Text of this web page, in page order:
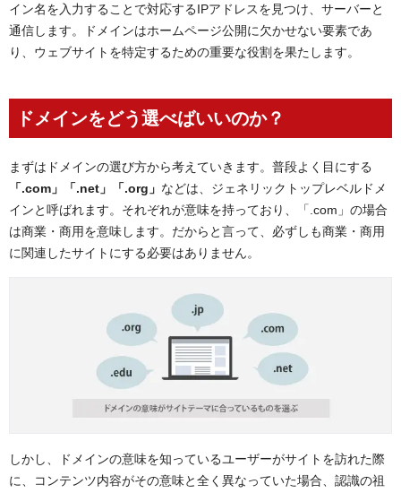
イン名を入力することで対応するIPアドレスを見つけ、サーバーと
通信します。ドメインはホームページ公開に欠かせない要素であ
り、ウェブサイトを特定するための重要な役割を果たします。
ドメインをどう選べばいいのか？
まずはドメインの選び方から考えていきます。普段よく目にする
「.com」「.net」「.org」 などは、ジェネリックトップレベルドメ
インと呼ばれます。それぞれが意味を持っており、「.com」の場合
は商業・商用を意味します。だからと言って、必ずしも商業・商用
に関連したサイトにする必要はありません。
しかし、ドメインの意味を知っているユーザーがサイトを訪れた際
に、コンテンツ内容がその意味と全く異なっていた場合、認識の祖